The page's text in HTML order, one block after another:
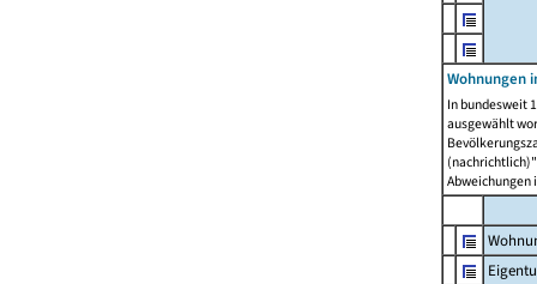
Wohnungen
In bundesweit
ausgewählt
Abweichungen